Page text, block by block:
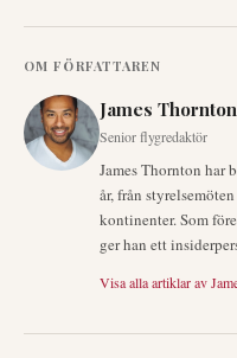
OM FÖRFATTAREN
James Thornton
Senior flygredaktör
James Thornton har
år, från
kontinenter. Som
ger han ett
Visa alla artiklar av